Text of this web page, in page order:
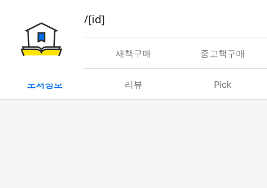
book/rent/[id]
대여 새책구매 중고책구매
도서정보 리뷰 Pick